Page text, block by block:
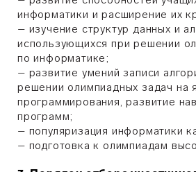
информатики и расширение их
– изучение структур данных и
использующихся при решении
по информатике;
– развитие умений записи
решении олимпиадных задач на
программирования, развитие
программ;
– популяризация информатики
– подготовка к олимпиадам